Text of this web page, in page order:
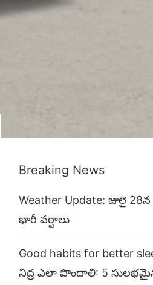
Breaking News
Weather Update: జులై
భారీ వర్షాలు
Good habits for better
నిద్ర ఎలా పొందాలి: 5